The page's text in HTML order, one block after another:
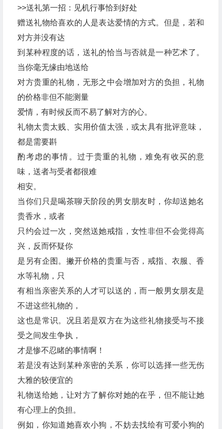
>>送礼第一招：见机行事恰到好处
赠送礼物给喜欢的人是表达爱情的方式。但是，若和
对方并没有达
到某种程度的话，送礼的恰当与否就是一种艺术了。
当你毫无缘由地送给
对方贵重的礼物，无形之中会增加对方的负担，礼物
的价格非但不能测量
爱情，有时候反而不易了解对方的心。
礼物太贵太贱、实用价值太强，或太具有批评意味，
都是需要斟
酌考虑的事情。过于贵重的礼物，难免有收买的意
味，送者与受者都很难
相安。
当你们只是喝茶聊天阶段的男女朋友时，你却送她名
贵香水，或者
只约会过一次，突然送她戒指，女性非但不会觉得高
兴，反而怀疑你
是另有企图。撇开价格的贵重与否，戒指、衣服、香
水等礼物，只
有相当亲密关系的人才可以送的，而一般男女朋友是
不进这些礼物的，
这也是常识。况且若是双方在为这些礼物接受与不接
受之间发生争执，
才是惨不忍睹的事情啊！
若是没有达到某种亲密的关系，你可以选择一些无伤
大雅的较便宜的
礼物送给她，让对方了解你对她的在乎，但不能让她
有心理上的负担。
例如，你知道她喜欢小狗，不妨去找绘有可爱小狗的